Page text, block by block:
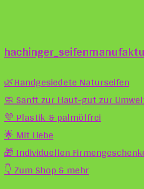
🌿Handgesiedete Naturseifen
🧼 Sanft zur Haut-gut zur
💜 Plastik-& palmölfrei
🌟 Mit Liebe
🎁 Individuellen
👇 Zum Shop & mehr